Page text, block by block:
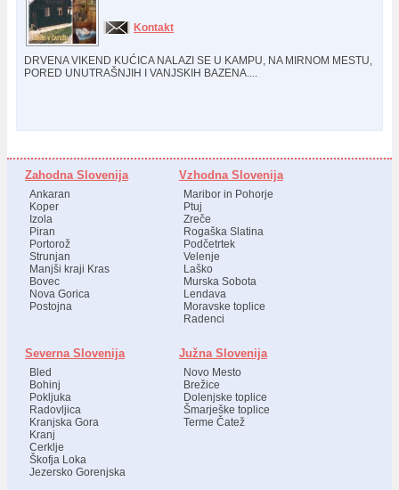
Kontakt
DRVENA VIKEND KUĆICA NALAZI SE U KAMPU, NA MIRNOM MESTU,
PORED UNUTRAŠNJIH I VANJSKIH BAZENA....
Zahodna Slovenija
Ankaran
Koper
Izola
Piran
Portorož
Strunjan
Manjši kraji Kras
Bovec
Nova Gorica
Postojna
Vzhodna Slovenija
Maribor in Pohorje
Ptuj
Zreče
Rogaška Slatina
Podčetrtek
Velenje
Laško
Murska Sobota
Lendava
Moravske toplice
Radenci
Severna Slovenija
Bled
Bohinj
Pokljuka
Radovljica
Kranjska Gora
Kranj
Cerklje
Škofja Loka
Jezersko Gorenjska
Južna Slovenija
Novo Mesto
Brežice
Dolenjske toplice
Šmarješke toplice
Terme Čatež